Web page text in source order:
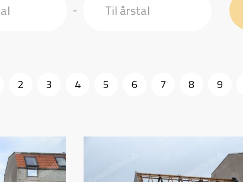
-
2 3 4 5 6 7 8 9